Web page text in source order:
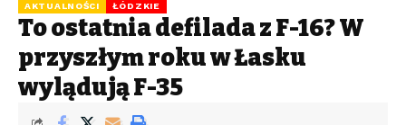
AKTUALNOŚCI ŁÓDZKIE
To ostatnia defilada z F-16? W
przyszłym roku w Łasku
wylądują F-35